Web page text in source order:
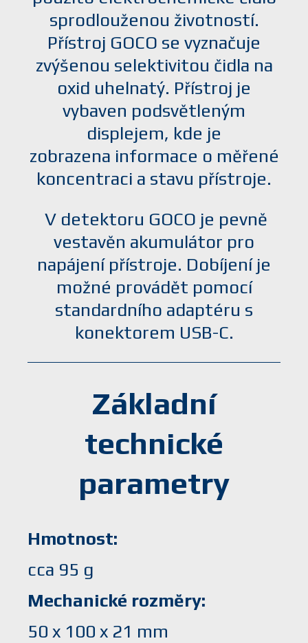
sprodlouženou životností.
Přístroj GOCO se vyznačuje
zvýšenou selektivitou čidla na
oxid uhelnatý. Přístroj je
vybaven podsvětleným
displejem, kde je
zobrazena informace o měřené
koncentraci a stavu přístroje.
V detektoru GOCO je pevně
vestavěn akumulátor pro
napájení přístroje. Dobíjení je
možné provádět pomocí
standardního adaptéru s
konektorem USB-C.
Základní
technické
parametry
Hmotnost
cca 95 g
Mechanické rozměry
50 x 100 x 21 mm